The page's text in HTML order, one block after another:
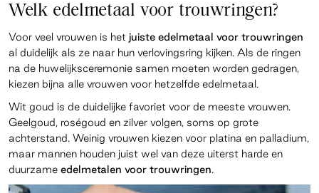
Welk edelmetaal voor trouwringen?
Voor veel vrouwen is het juiste edelmetaal voor trouwringen
al duidelijk als ze naar hun verlovingsring kijken. Als de ringen
na de huwelijksceremonie samen moeten worden gedragen,
kiezen bijna alle vrouwen voor hetzelfde edelmetaal.
Wit goud is de duidelijke favoriet voor de meeste vrouwen.
Geelgoud, roségoud en zilver volgen, soms op grote
achterstand. Weinig vrouwen kiezen voor platina en palladium,
maar mannen houden juist wel van deze uiterst harde en
duurzame edelmetalen voor trouwringen.